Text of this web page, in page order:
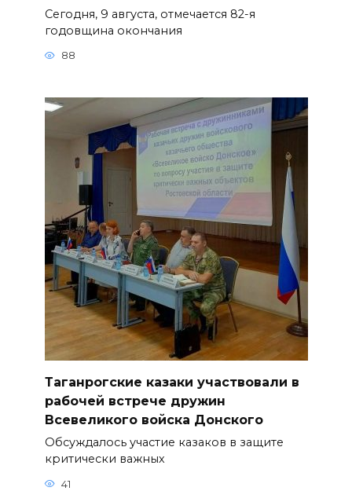
Сегодня, 9 августа, отмечается 82-я
годовщина окончания
88
Таганрогские казаки участвовали в
рабочей встрече дружин
Всевеликого войска Донского
Обсуждалось участие казаков в защите
критически важных
41